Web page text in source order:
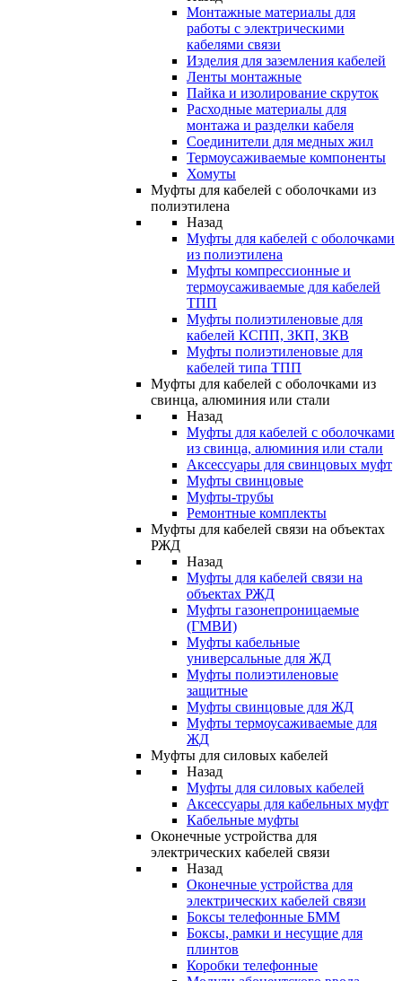
Монтажные материалы для
работы с электрическими
кабелями связи
Изделия для заземления кабелей
Ленты монтажные
Пайка и изолирование скруток
Расходные материалы для
монтажа и разделки кабеля
Соединители для медных жил
Термоусаживаемые компоненты
Хомуты
Муфты для кабелей с оболочками из
полиэтилена
Назад
Муфты для кабелей с оболочками
из полиэтилена
Муфты компрессионные и
термоусаживаемые для кабелей
ТПП
Муфты полиэтиленовые для
кабелей КСПП, ЗКП, ЗКВ
Муфты полиэтиленовые для
кабелей типа ТПП
Муфты для кабелей с оболочками из
свинца, алюминия или стали
Назад
Муфты для кабелей с оболочками
из свинца, алюминия или стали
Аксессуары для свинцовых муфт
Муфты свинцовые
Муфты-трубы
Ремонтные комплекты
Муфты для кабелей связи на объектах
РЖД
Назад
Муфты для кабелей связи на
объектах РЖД
Муфты газонепроницаемые
(ГМВИ)
Муфты кабельные
универсальные для ЖД
Муфты полиэтиленовые
защитные
Муфты свинцовые для ЖД
Муфты термоусаживаемые для
ЖД
Муфты для силовых кабелей
Назад
Муфты для силовых кабелей
Аксессуары для кабельных муфт
Кабельные муфты
Оконечные устройства для
электрических кабелей связи
Назад
Оконечные устройства для
электрических кабелей связи
Боксы телефонные БММ
Боксы, рамки и несущие для
плинтов
Коробки телефонные